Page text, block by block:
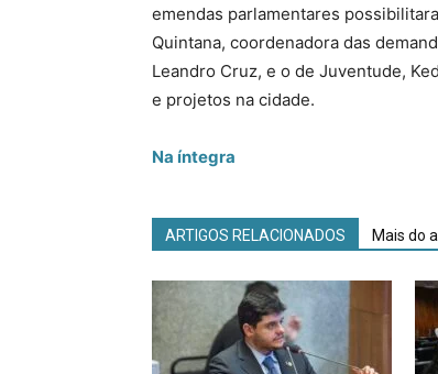
emendas parlamentares
Quintana, coordenadora das
Leandro Cruz, e o de Juventude,
e projetos na cidade.
Na íntegra
ARTIGOS RELACIONADOS Mais do